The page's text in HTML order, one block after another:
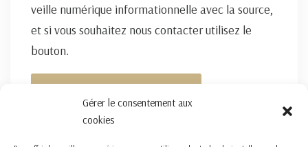
Gérer le consentement aux
cookies
veille numérique informationnelle avec la source,
et si vous souhaitez nous contacter utilisez le
bouton.